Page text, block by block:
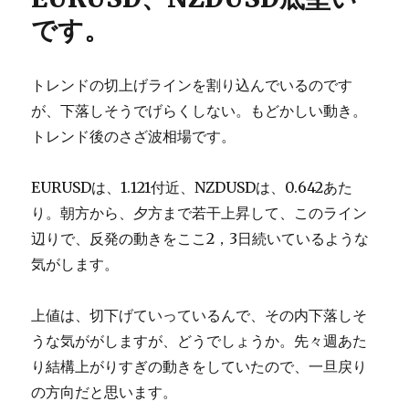
です。
トレンドの切上げラインを割り込んでいるのです
が、下落しそうでげらくしない。もどかしい動き。
トレンド後のさざ波相場です。
EURUSDは、1.121付近、NZDUSDは、0.642あた
り。朝方から、夕方まで若干上昇して、このライン
辺りで、反発の動きをここ2，3日続いているような
気がします。
上値は、切下げていっているんで、その内下落しそ
うな気ががしますが、どうでしょうか。先々週あた
り結構上がりすぎの動きをしていたので、一旦戻り
の方向だと思います。